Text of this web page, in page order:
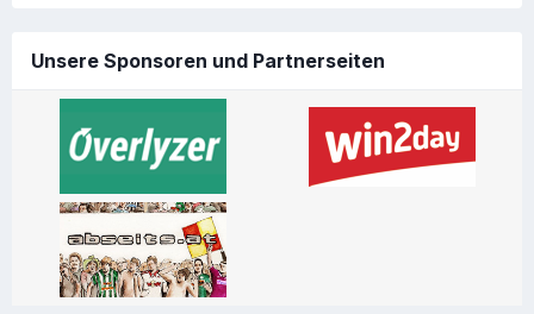
Unsere Sponsoren und Partnerseiten